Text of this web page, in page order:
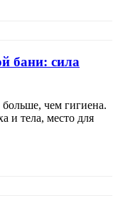
бани: сила
чем гигиена.
и тела, место для